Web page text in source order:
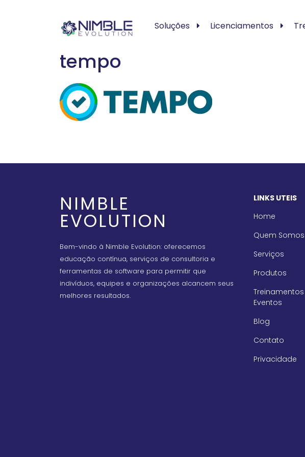
Soluções Licenciamentos
tempo
NIMBLE
EVOLUTION
Bem-vindo à Nimble Evolution: oferecemos
educação contínua, serviços de consultoria e
ferramentas de software para permitir que
indivíduos, equipes e organizações alcancem seus
melhores resultados.
LINKS UTEIS
Home
Quem Somos
Serviços
Produtos
Eventos
Blog
Contato
Privacidade